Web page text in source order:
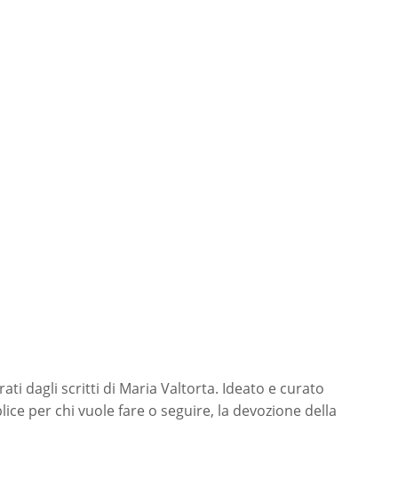
dagli scritti di Maria Valtorta. Ideato e curato
per chi vuole fare o seguire, la devozione della